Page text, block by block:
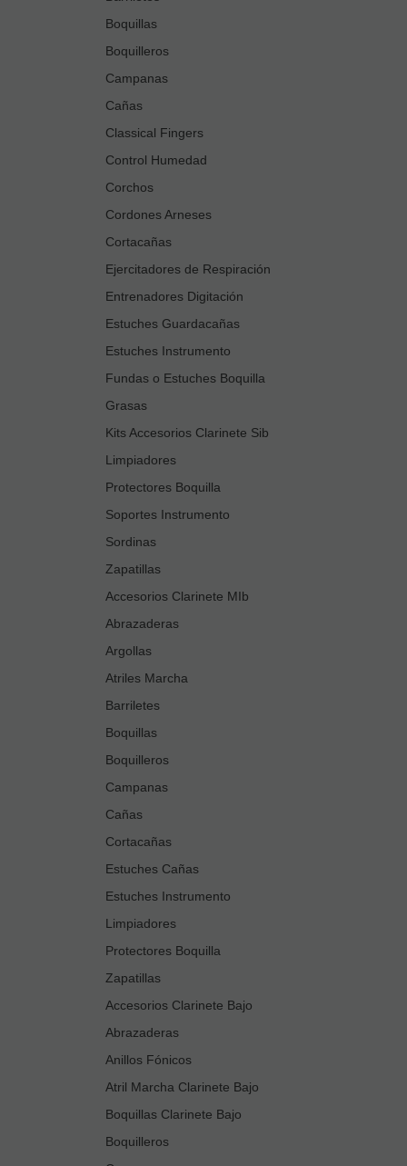
Boquillas
Boquilleros
Campanas
Cañas
Classical Fingers
Control Humedad
Corchos
Cordones Arneses
Cortacañas
Ejercitadores de Respiración
Entrenadores Digitación
Estuches Guardacañas
Estuches Instrumento
Fundas o Estuches Boquilla
Grasas
Kits Accesorios Clarinete Sib
Limpiadores
Protectores Boquilla
Soportes Instrumento
Sordinas
Zapatillas
Accesorios Clarinete MIb
Abrazaderas
Argollas
Atriles Marcha
Barriletes
Boquillas
Boquilleros
Campanas
Cañas
Cortacañas
Estuches Cañas
Estuches Instrumento
Limpiadores
Protectores Boquilla
Zapatillas
Accesorios Clarinete Bajo
Abrazaderas
Anillos Fónicos
Atril Marcha Clarinete Bajo
Boquillas Clarinete Bajo
Boquilleros